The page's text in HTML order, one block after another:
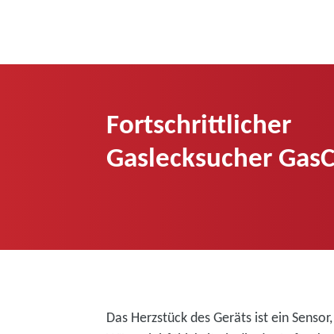
Fortschrittlicher
Gaslecksucher
Das Herzstück des Geräts ist ein